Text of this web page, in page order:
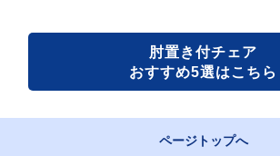
肘置き付チェア
おすすめ5選はこちら
ページトップへ